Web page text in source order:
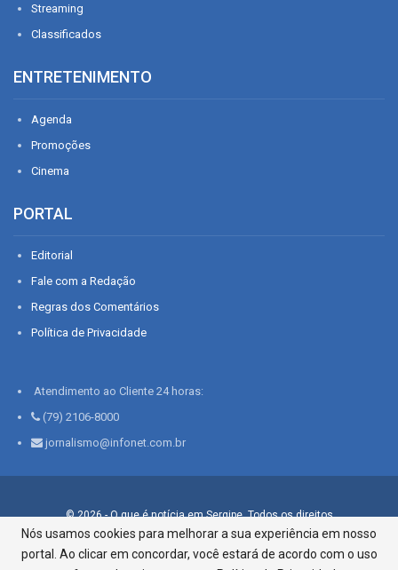
Streaming
Classificados
ENTRETENIMENTO
Agenda
Promoções
Cinema
PORTAL
Editorial
Fale com a Redação
Regras dos Comentários
Política de Privacidade
Atendimento ao Cliente 24 horas:
(79) 2106-8000
jornalismo@infonet.com.br
© 2026 - O que é notícia em Sergipe. Todos os direitos
reservados.
Infonet - Rua Monsenhor Silveira 276, Bairro São José |
Nós usamos cookies para melhorar a sua experiência em nosso
portal. Ao clicar em concordar, você estará de acordo com o uso